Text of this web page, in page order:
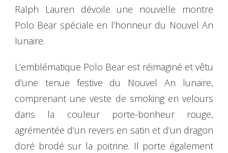
Ralph Lauren dévoile une nouvelle montre
Polo Bear spéciale en l’honneur du Nouvel An
lunaire.
L’emblématique Polo Bear est réimaginé et vêtu
d’une tenue festive du Nouvel An lunaire,
comprenant une veste de smoking en velours
dans la couleur porte-bonheur rouge,
agrémentée d’un revers en satin et d’un dragon
doré brodé sur la poitrine. Il porte également